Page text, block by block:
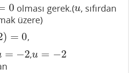
0olması gerek.(u
u, sıfırdan
üzere)
) = 0,
= −2
=−2 ,u = −2
u=−2